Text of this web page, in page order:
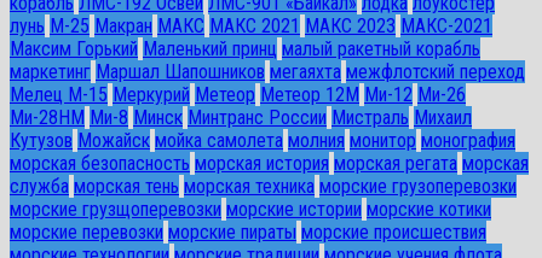
лунь М-25 Макран МАКС МАКС 2021 МАКС 2023 МАКС-2021
Максим Горький Маленький принц малый ракетный корабль
маркетинг Маршал Шапошников мегаяхта межфлотский переход
Мелец М-15 Меркурий Метеор Метеор 12М Ми-12 Ми-26
Ми-28HM Ми-8 Минск Минтранс России Мистраль Михаил
Кутузов Можайск мойка самолета молния монитор монография
морская безопасность морская история морская регата морская
служба морская тень морская техника морские грузоперевозки
морские грузщоперевозки морские истории морские котики
морские перевозки морские пираты морские происшествия